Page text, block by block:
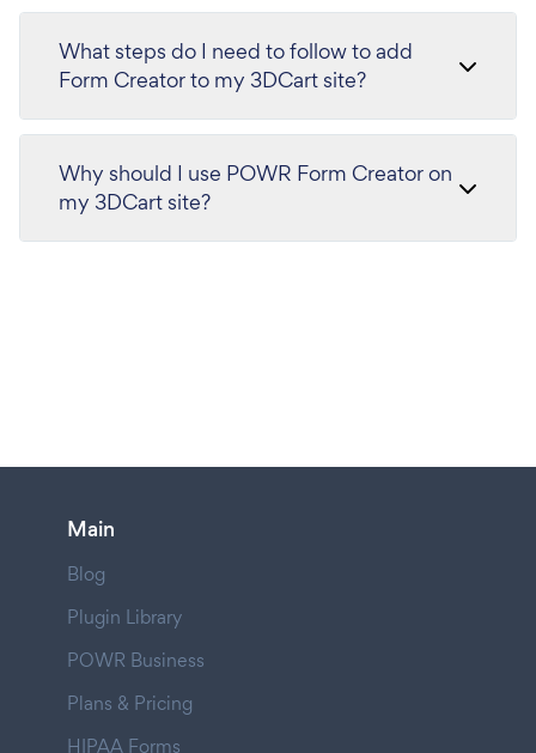
What steps do I need to follow to add
Form Creator to my 3DCart site?
Why should I use POWR Form Creator on
my 3DCart site?
Main
Blog
Plugin Library
POWR Business
Plans & Pricing
HIPAA Forms